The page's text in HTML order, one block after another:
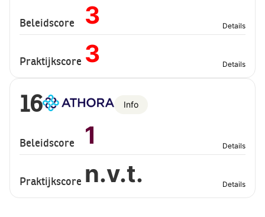
Beleidscore 3 Details
Praktijkscore 3 Details
16 Info
Beleidscore 1 Details
Praktijkscore n.v.t. Details